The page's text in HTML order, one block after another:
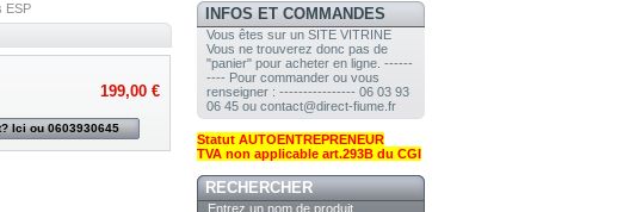
ESP
199,00 €
Ici ou 0603930645
INFOS ET COMMANDES
Vous êtes sur un SITE VITRINE
Vous ne trouverez donc pas de
"panier" pour acheter en ligne. ------
---- Pour commander ou vous
renseigner : ---------------- 06 03 93
06 45 ou contact@direct-fiume.fr
Statut AUTOENTREPRENEUR
TVA non applicable art.293B du CGI
RECHERCHER
Entrez un nom de produit